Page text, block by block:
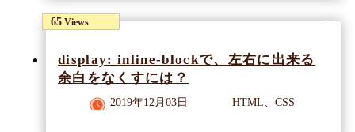
65 Views
display: inline-blockで、左右に出来る
余白をなくすには？
2019年12月03日 HTML、CSS